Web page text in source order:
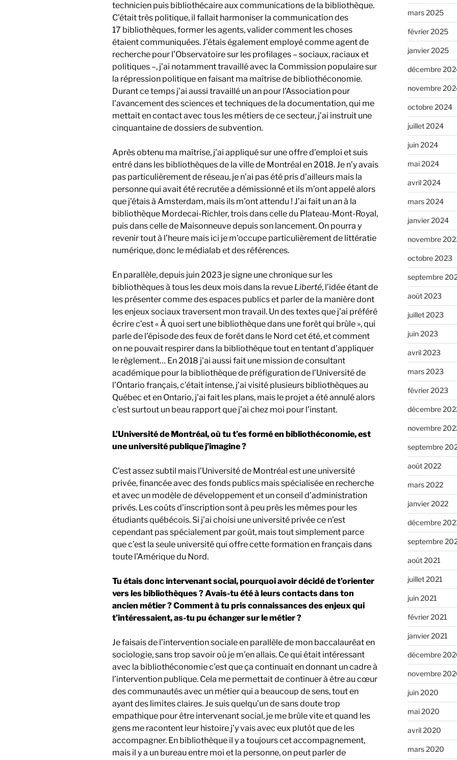
technicien puis bibliothécaire aux communications de la bibliothèque.
C’était très politique, il fallait harmoniser la communication des
17 bibliothèques, former les agents, valider comment les choses
étaient communiquées. J’étais également employé comme agent de
recherche pour l’Observatoire sur les profilages – sociaux, raciaux et
politiques –, j’ai notamment travaillé avec la Commission populaire sur
la répression politique en faisant ma maîtrise de bibliothéconomie.
Durant ce temps j’ai aussi travaillé un an pour l’Association pour
l’avancement des sciences et techniques de la documentation, qui me
mettait en contact avec tous les métiers de ce secteur, j’ai instruit une
cinquantaine de dossiers de subvention.
Après obtenu ma maîtrise, j’ai appliqué sur une offre d’emploi et suis
entré dans les bibliothèques de la ville de Montréal en 2018. Je n’y avais
pas particulièrement de réseau, je n’ai pas été pris d’ailleurs mais la
personne qui avait été recrutée a démissionné et ils m’ont appelé alors
que j’étais à Amsterdam, mais ils m’ont attendu ! J’ai fait un an à la
bibliothèque Mordecai-Richler, trois dans celle du Plateau-Mont-Royal,
puis dans celle de Maisonneuve depuis son lancement. On pourra y
revenir tout à l’heure mais ici je m’occupe particulièrement de littératie
numérique, donc le médialab et des références.
En parallèle, depuis juin 2023 je signe une chronique sur les
bibliothèques à tous les deux mois dans la revue Liberté, l’idée étant de
les présenter comme des espaces publics et parler de la manière dont
les enjeux sociaux traversent mon travail. Un des textes que j’ai préféré
écrire c’est « À quoi sert une bibliothèque dans une forêt qui brûle », qui
parle de l’épisode des feux de forêt dans le Nord cet été, et comment
on ne pouvait respirer dans la bibliothèque tout en tentant d’appliquer
le règlement… En 2018 j’ai aussi fait une mission de consultant
académique pour la bibliothèque de préfiguration de l’Université de
l’Ontario français, c’était intense, j’ai visité plusieurs bibliothèques au
Québec et en Ontario, j’ai fait les plans, mais le projet a été annulé alors
c’est surtout un beau rapport que j’ai chez moi pour l’instant.
L’Université de Montréal, où tu t’es formé en bibliothéconomie, est
une université publique j’imagine ?
C’est assez subtil mais l’Université de Montréal est une université
privée, financée avec des fonds publics mais spécialisée en recherche
et avec un modèle de développement et un conseil d’administration
privés. Les coûts d’inscription sont à peu près les mêmes pour les
étudiants québécois. Si j’ai choisi une université privée ce n’est
cependant pas spécialement par goût, mais tout simplement parce
que c’est la seule université qui offre cette formation en français dans
toute l’Amérique du Nord.
Tu étais donc intervenant social, pourquoi avoir décidé de t’orienter
vers les bibliothèques ? Avais-tu été à leurs contacts dans ton
ancien métier ? Comment à tu pris connaissances des enjeux qui
t’intéressaient, as-tu pu échanger sur le métier ?
Je faisais de l’intervention sociale en parallèle de mon baccalauréat en
sociologie, sans trop savoir où je m’en allais. Ce qui était intéressant
avec la bibliothéconomie c’est que ça continuait en donnant un cadre à
l’intervention publique. Cela me permettait de continuer à être au cœur
des communautés avec un métier qui a beaucoup de sens, tout en
ayant des limites claires. Je suis quelqu’un de sans doute trop
empathique pour être intervenant social, je me brûle vite et quand les
gens me racontent leur histoire j’y vais avec eux plutôt que de les
accompagner. En bibliothèque il y a toujours cet accompagnement,
mais il y a un bureau entre moi et la personne, on peut parler de
mars 2025
février 2025
janvier 2025
décembre
novembre
octobre 2024
juillet 2024
juin 2024
mai 2024
avril 2024
mars 2024
janvier 2024
novembre
octobre 2023
septembre
août 2023
juillet 2023
juin 2023
avril 2023
mars 2023
février 2023
décembre
novembre
septembre
août 2022
mars 2022
janvier 2022
décembre
septembre
août 2021
juillet 2021
juin 2021
février 2021
janvier 2021
décembre
novembre
juin 2020
mai 2020
avril 2020
mars 2020